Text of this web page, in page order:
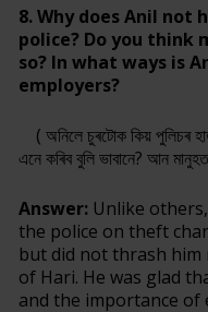
8. Why does Anil
police? Do you think
so? In what ways is
employers?
( অনিলে চুৰটোক কিয় পুলিচৰ
এনে কৰিব বুলি ভাবানে? আন
Answer: Unlike
the police on theft
but did not thrash
of Hari. He was glad
and the importance of